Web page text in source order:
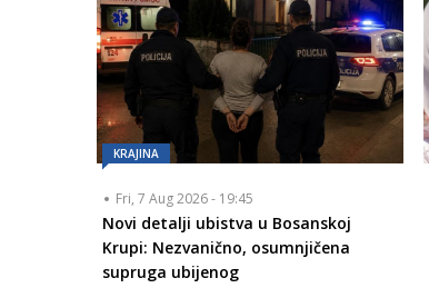
KRAJINA
Fri, 7 Aug 2026 - 19:45
Novi detalji ubistva u Bosanskoj
Krupi: Nezvanično, osumnjičena
supruga ubijenog